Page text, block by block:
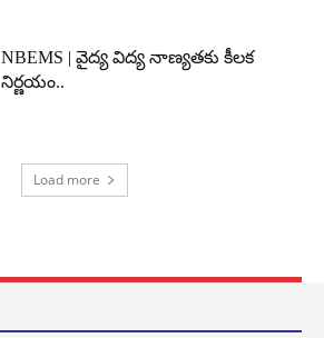
NBEMS | వైద్య విద్య నాణ్యతకు కీలక
నిర్ణయం..
Load more